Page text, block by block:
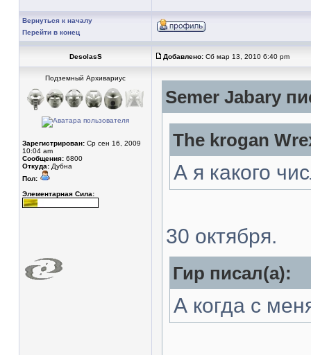
Вернуться к началу
Перейти в конец
DesolasS Добавлено: Сб мар 13, 2010 6:40 pm
Подземный Архивариус
Зарегистрирован: Ср сен 16, 2009
10:04 am
Сообщения: 6800
Откуда: Дубна
Пол:
Элементарная Сила:
Semer Jabary
The krogan
А я какого
30 октября.
Гир писал(а):
А когда с